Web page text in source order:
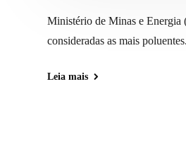
Ministério de Minas e Energia
consideradas as mais
Leia mais